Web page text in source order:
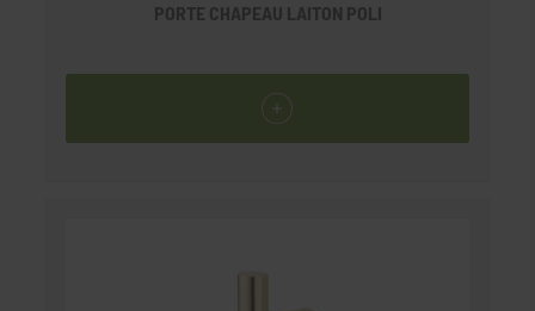
PORTE CHAPEAU LAITON POLI